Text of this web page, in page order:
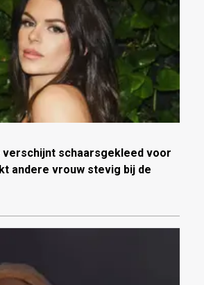
verschijnt schaarsgekleed voor
andere vrouw stevig bij de